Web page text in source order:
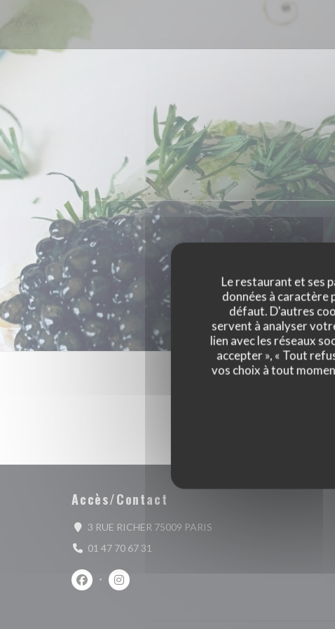
Personnalisation de vos choix en matière de cookies
Le restaurant et ses
données à caractère
défaut. D'autres
servent à analyser
lien avec les réseaux
accepter », « Tout
vos choix à tout
Accès/Contact
3 RUE RICHER 75009 PARIS
01 47 70 67 31
Facebook ((ouvre une nouvelle fenêtre))
Instagram ((ouvre une nouvelle fenêtre))